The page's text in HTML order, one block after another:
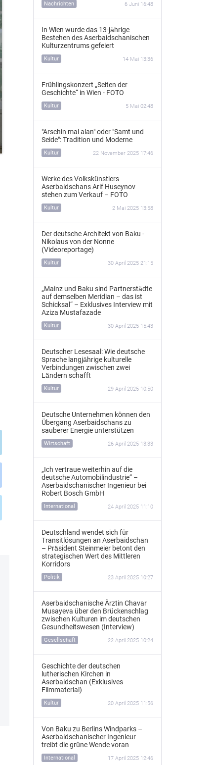
Nachrichten 6 Juni 16:48
In Wien wurde das 13‑jährige
Bestehen des Aserbaidschanischen
Kulturzentrums gefeiert
Kultur 14 Mai 13:36
Frühlingskonzert „Seiten der
Geschichte“ in Wien - FOTO
Kultur 5 Mai 02:48
"Arschin mal alan" oder "Samt und
Seide": Tradition und Moderne
Kultur 22 November 2025 17:46
Werke des Volkskünstlers
Aserbaidschans Arif Huseynov
stehen zum Verkauf – FOTO
Kultur 2 Mai 2025 13:58
Der deutsche Architekt von Baku -
Nikolaus von der Nonne
(Videoreportage)
Kultur 30 April 2025 21:15
„Mainz und Baku sind Partnerstädte
auf demselben Meridian – das ist
Schicksal“ – Exklusives Interview mit
Aziza Mustafazade
Kultur 30 April 2025 15:43
Deutscher Lesesaal: Wie deutsche
Sprache langjährige kulturelle
Verbindungen zwischen zwei
Ländern schafft
Kultur 29 April 2025 10:50
Deutsche Unternehmen können den
Übergang Aserbaidschans zu
sauberer Energie unterstützen
Wirtschaft 26 April 2025 13:33
„Ich vertraue weiterhin auf die
deutsche Automobilindustrie“ –
Aserbaidschanischer Ingenieur bei
Robert Bosch GmbH
International 24 April 2025 11:10
Deutschland wendet sich für
Transitlösungen an Aserbaidschan
– Präsident Steinmeier betont den
strategischen Wert des Mittleren
Korridors
Politik 23 April 2025 10:27
Aserbaidschanische Ärztin Chavar
Musayeva über den Brückenschlag
zwischen Kulturen im deutschen
Gesundheitswesen (Interview)
Gesellschaft 22 April 2025 10:24
Geschichte der deutschen
lutherischen Kirchen in
Aserbaidschan (Exklusives
Filmmaterial)
Kultur 20 April 2025 11:56
Von Baku zu Berlins Windparks –
Aserbaidschanischer Ingenieur
treibt die grüne Wende voran
International 17 April 2025 12:46